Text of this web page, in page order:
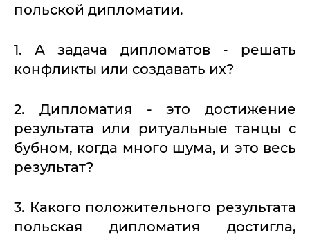
польской дипломатии.
1. А задача дипломатов - решать
конфликты или создавать их?
2. Дипломатия - это достижение
результата или ритуальные танцы с
бубном, когда много шума, и это весь
результат?
3. Какого положительного результата
польская дипломатия достигла,